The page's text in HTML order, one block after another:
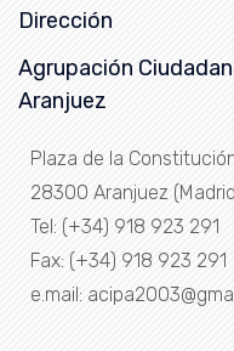
Dirección
Agrupación
Aranjuez
Plaza de la
28300 Aranjuez
Tel: (+34) 918 923 291
Fax: (+34) 918 923 291
e.mail: